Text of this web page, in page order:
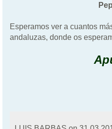
Esperamos ver a cuantos
andaluzas, donde os